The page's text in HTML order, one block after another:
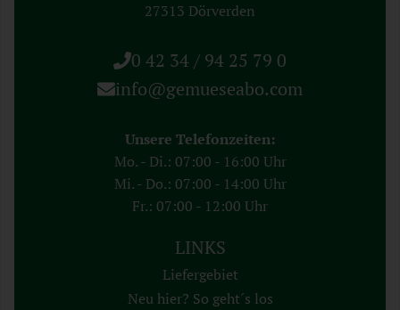
27313 Dörverden
0 42 34 / 94 25 79 0
info@gemueseabo.com
Unsere Telefonzeiten:
Mo. - Di.: 07:00 - 16:00 Uhr
Mi. - Do.: 07:00 - 14:00 Uhr
Fr.: 07:00 - 12:00 Uhr
LINKS
Liefergebiet
Neu hier? So geht´s los